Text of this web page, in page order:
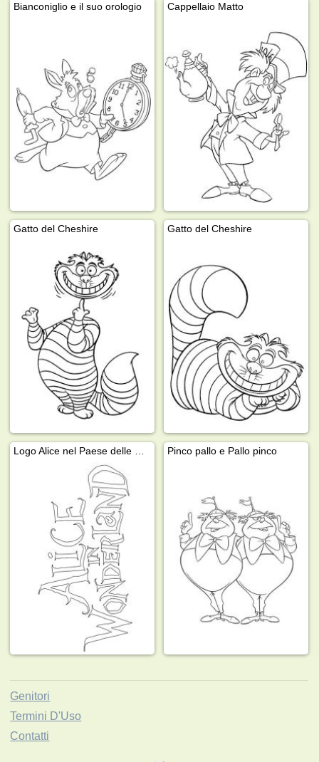
Bianconiglio e il suo orologio Cappellaio Matto
Gatto del Cheshire Gatto del Cheshire
Pinco pallo e Pallo pinco
Genitori
Termini D'Uso
Contatti